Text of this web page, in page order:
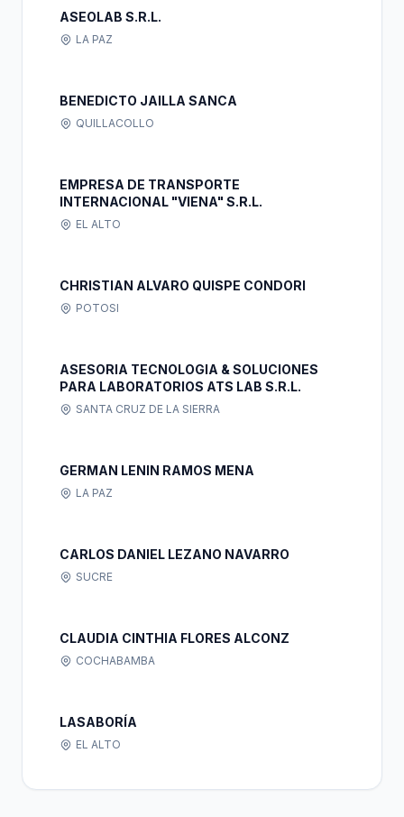
ASEOLAB S.R.L.
LA PAZ
BENEDICTO JAILLA SANCA
QUILLACOLLO
EMPRESA DE TRANSPORTE
INTERNACIONAL "VIENA" S.R.L.
EL ALTO
CHRISTIAN ALVARO QUISPE CONDORI
POTOSI
ASESORIA TECNOLOGIA & SOLUCIONES
PARA LABORATORIOS ATS LAB S.R.L.
SANTA CRUZ DE LA SIERRA
GERMAN LENIN RAMOS MENA
LA PAZ
CARLOS DANIEL LEZANO NAVARRO
SUCRE
CLAUDIA CINTHIA FLORES ALCONZ
COCHABAMBA
LASABORÍA
EL ALTO